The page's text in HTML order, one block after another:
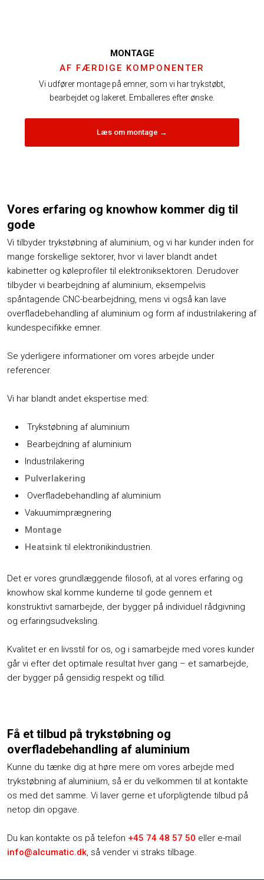
MONTAGE
AF FÆRDIGE KOMPONENTER
Vi udfører montage på emner, som vi har trykstøbt,
bearbejdet og lakeret. Emballeres efter ønske.
Læs om montage ​→
Vores erfaring og knowhow kommer dig til
gode
Vi tilbyder trykstøbning af aluminium, og vi har kunder inden for
mange forskellige sektorer, hvor vi laver blandt andet
kabinetter og køleprofiler til elektroniksektoren. Derudover
tilbyder vi bearbejdning af aluminium, eksempelvis
spåntagende CNC-bearbejdning, mens vi også kan lave
overfladebehandling af aluminium og form af industrilakering af
kundespecifikke emner.
Se yderligere informationer om vores arbejde under
referencer.
Vi har blandt andet ekspertise med:
​ Trykstøbning af aluminium
​ Bearbejdning af aluminium
Industrilakering
Pulverlakering
​ Overfladebehandling af aluminium
Vakuumimprægnering
Montage
Heatsinktil elektronikindustrien.
Det er vores grundlæggende filosofi, at al vores erfaring og
knowhow skal komme kunderne til gode gennem et
konstruktivt samarbejde, der bygger på individuel rådgivning
og erfaringsudveksling.
Kvalitet er en livsstil for os, og i samarbejde med vores kunder
går vi efter det optimale resultat hver gang – et samarbejde,
der bygger på gensidig respekt og tillid.
Få et tilbud på trykstøbning og
overfladebehandling af aluminium
​Kunne du tænke dig at høre mere om vores arbejde med
trykstøbning af aluminium, så er du velkommen til at kontakte
os med det samme. Vi laver gerne et uforpligtende tilbud på
netop din opgave.
​Du kan kontakte os på telefon +45 74 48 57 50 eller e-mail
info@alcumatic.dk, så vender vi straks tilbage.